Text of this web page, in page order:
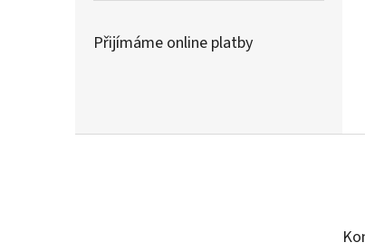
Přijímáme online platby